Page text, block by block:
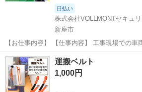
日払い
新座市
【お仕事内容】 【仕事内容】 工事現場での車
などをお願いします！ 経験・年齢・学歴は一
は必ず面接します★ ＜給与＞ 日給11,400円～12,900円 ┗一律手当含
む ?交通費...
埼玉 新座市 警備員
運搬ベルト
1,000円